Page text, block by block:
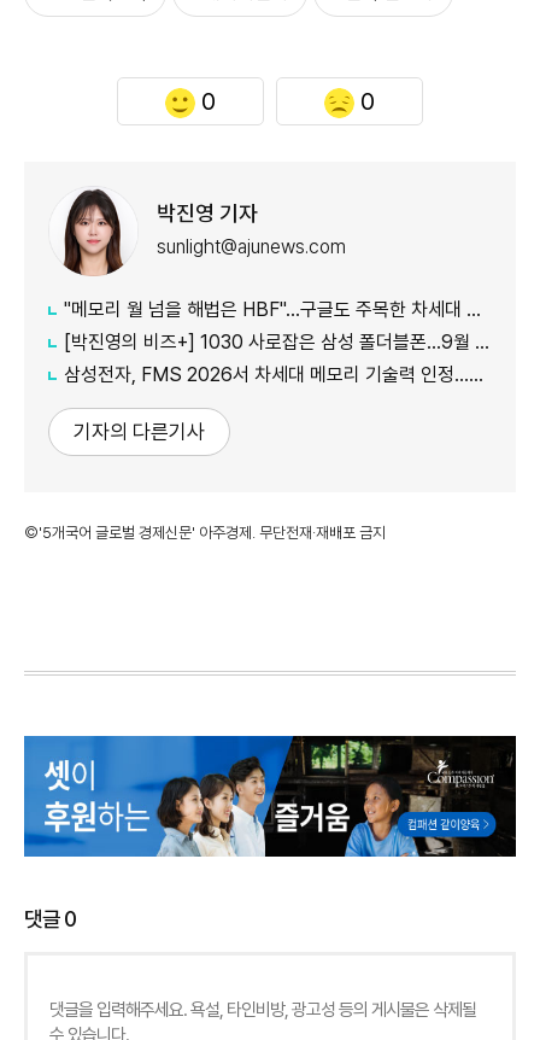
0 0
박진영 기자
sunlight@ajunews.com
"메모리 월 넘을 해법은 HBF"…구글도 주목한 차세대 AI 메모리
[박진영의 비즈+] 1030 사로잡은 삼성 폴더블폰…9월 공개 앞둔 애플 묘수는
삼성전자, FMS 2026서 차세대 메모리 기술력 인정…2개 부문 수상
기자의 다른기사
©'5개국어 글로벌 경제신문' 아주경제. 무단전재·재배포 금지
댓글0